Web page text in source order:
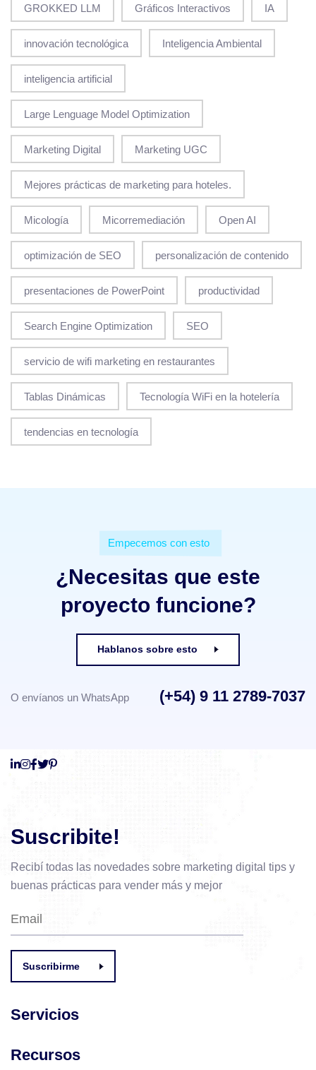
GROKKED LLM Gráficos Interactivos IA
innovación tecnológica Inteligencia Ambiental
inteligencia artificial
Large Lenguage Model Optimization
Marketing Digital Marketing UGC
Mejores prácticas de marketing para hoteles.
Micología Micorremediación Open AI
optimización de SEO personalización de contenido
presentaciones de PowerPoint productividad
Search Engine Optimization SEO
servicio de wifi marketing en restaurantes
Tablas Dinámicas Tecnología WiFi en la hotelería
tendencias en tecnología
Empecemos con esto
¿Necesitas que este
proyecto funcione?
Hablanos sobre esto
O envíanos un WhatsApp (+54) 9 11 2789-7037
Suscribite!
Recibí todas las novedades sobre marketing digital tips y
buenas prácticas para vender más y mejor
Suscribirme
Servicios
Recursos